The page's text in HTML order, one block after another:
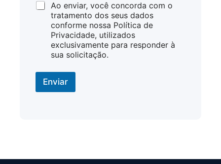
Ao enviar, você concorda com o
tratamento dos seus dados
conforme nossa Política de
Privacidade, utilizados
exclusivamente para responder à
sua solicitação.
Enviar